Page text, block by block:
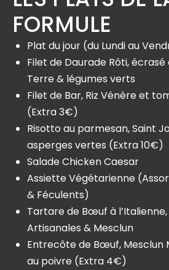
FORMULE
Plat du jour (du Lundi au
Filet de Daurade Rôti,
Terre & légumes verts
Filet de Bar, Riz Vénère et
(Extra 3€)
Risotto au parmesan, Saint
asperges vertes (Extra 10€)
Salade Chicken Caesar
Assiette Végétarienne
& Féculents)
Tartare de Bœuf à
Artisanales & Mesclun
Entrecôte de Bœuf, Mesclun
au poivre (Extra 4€)